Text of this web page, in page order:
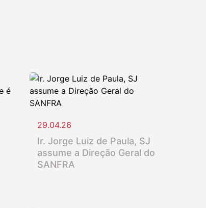
29.04.26
Ir. Jorge Luiz de Paula, SJ
assume a Direção Geral do
SANFRA